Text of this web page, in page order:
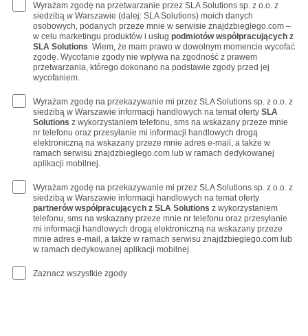
Wyrażam zgodę na przetwarzanie przez SLA Solutions sp. z o.o. z
siedzibą w Warszawie (dalej: SLA Solutions) moich danych
osobowych, podanych przeze mnie w serwisie znajdzbieglego.com –
w celu marketingu produktów i usług podmiotów współpracujących z
SLA Solutions. Wiem, że mam prawo w dowolnym momencie wycofać
zgodę. Wycofanie zgody nie wpływa na zgodność z prawem
przetwarzania, którego dokonano na podstawie zgody przed jej
wycofaniem.
Wyrażam zgodę na przekazywanie mi przez SLA Solutions sp. z o.o. z
siedzibą w Warszawie informacji handlowych na temat oferty SLA
Solutions z wykorzystaniem telefonu, sms na wskazany przeze mnie
nr telefonu oraz przesyłanie mi informacji handlowych drogą
elektroniczną na wskazany przeze mnie adres e-mail, a także w
ramach serwisu znajdzbieglego.com lub w ramach dedykowanej
aplikacji mobilnej.
Wyrażam zgodę na przekazywanie mi przez SLA Solutions sp. z o.o. z
siedzibą w Warszawie informacji handlowych na temat oferty
partnerów współpracujących z SLA Solutions z wykorzystaniem
telefonu, sms na wskazany przeze mnie nr telefonu oraz przesyłanie
mi informacji handlowych drogą elektroniczną na wskazany przeze
mnie adres e-mail, a także w ramach serwisu znajdzbieglego.com lub
w ramach dedykowanej aplikacji mobilnej.
Zaznacz wszystkie zgody